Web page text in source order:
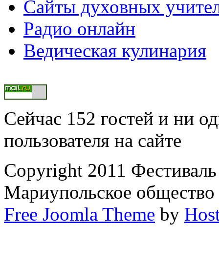
Сайты духовных
Радио онлайн
Ведическая кулинария
Сейчас 152 гостей и ни
пользователя на сайте
Copyright 2011
Мариупольское
Free Joomla Theme by